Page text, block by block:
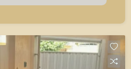
imóveis prontos, usados ou